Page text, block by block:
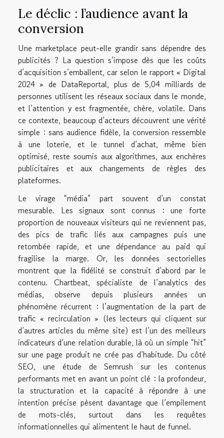
Le déclic : l’audience avant la
conversion
Une marketplace peut-elle grandir sans dépendre des
publicités ? La question s’impose dès que les coûts
d’acquisition s’emballent, car selon le rapport « Digital
2024 » de DataReportal, plus de 5,04 milliards de
personnes utilisent les réseaux sociaux dans le monde,
et l’attention y est fragmentée, chère, volatile. Dans
ce contexte, beaucoup d’acteurs découvrent une vérité
simple : sans audience fidèle, la conversion ressemble
à une loterie, et le tunnel d’achat, même bien
optimisé, reste soumis aux algorithmes, aux enchères
publicitaires et aux changements de règles des
plateformes.
Le virage “média” part souvent d’un constat
mesurable. Les signaux sont connus : une forte
proportion de nouveaux visiteurs qui ne reviennent pas,
des pics de trafic liés aux campagnes puis une
retombée rapide, et une dépendance au paid qui
fragilise la marge. Or, les données sectorielles
montrent que la fidélité se construit d’abord par le
contenu. Chartbeat, spécialiste de l’analytics des
médias, observe depuis plusieurs années un
phénomène récurrent : l’augmentation de la part de
trafic « recirculation » (les lecteurs qui cliquent sur
d’autres articles du même site) est l’un des meilleurs
indicateurs d’une relation durable, là où un simple “hit”
sur une page produit ne crée pas d’habitude. Du côté
SEO, une étude de Semrush sur les contenus
performants met en avant un point clé : la profondeur,
la structuration et la capacité à répondre à une
intention précise pèsent davantage que l’empilement
de mots-clés, surtout dans les requêtes
informationnelles qui alimentent le haut de funnel.